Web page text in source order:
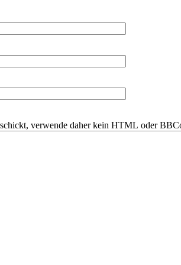
verwende daher kein HTML oder